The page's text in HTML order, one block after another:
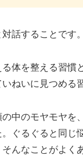
話することです。
体を整える習慣
ねいに見つめる
中のモヤモヤを
。ぐるぐると同じ
んなことがよく